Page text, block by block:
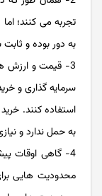
تجربه می کنند؛ اما
به دور بوده و ثابت
3- قیمت و ارزش
سرمایه گذاری و
استفاده کنند.
به حمل ندارد و
4- گاهی اوقات
محدودیت هایی